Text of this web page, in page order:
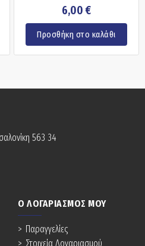
6,00€
Προσθήκη στο καλάθι
563 34
Ο ΛΟΓΑΡΙΑΣΜΌΣ ΜΟΥ
Παραγγελίες
Στοιχεία Λογαριασμού